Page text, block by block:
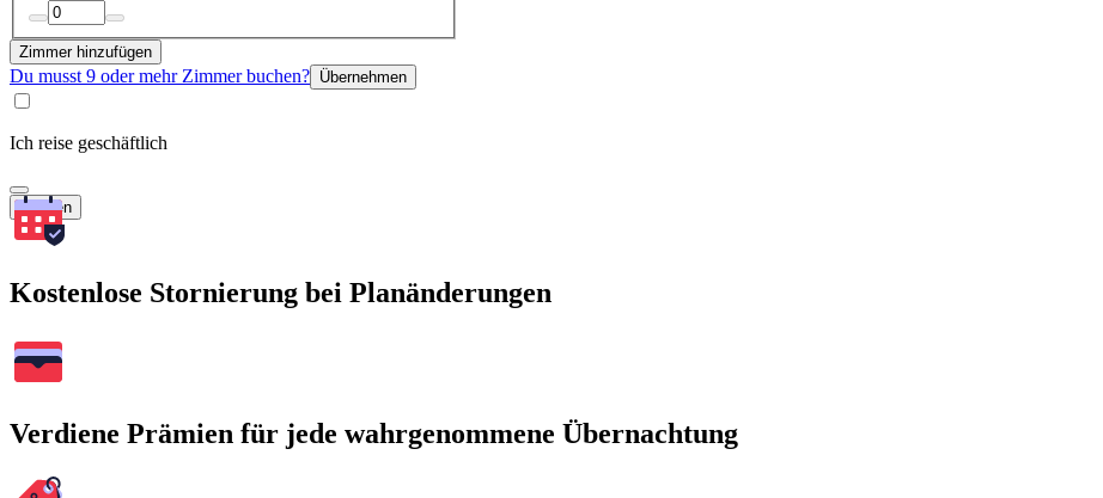
Zimmer hinzufügen
Du musst 9 oder mehr Zimmer buchen? Übernehmen
Ich reise geschäftlich
Suchen
Kostenlose Stornierung bei Planänderungen
Verdiene Prämien für jede wahrgenommene Übernachtung